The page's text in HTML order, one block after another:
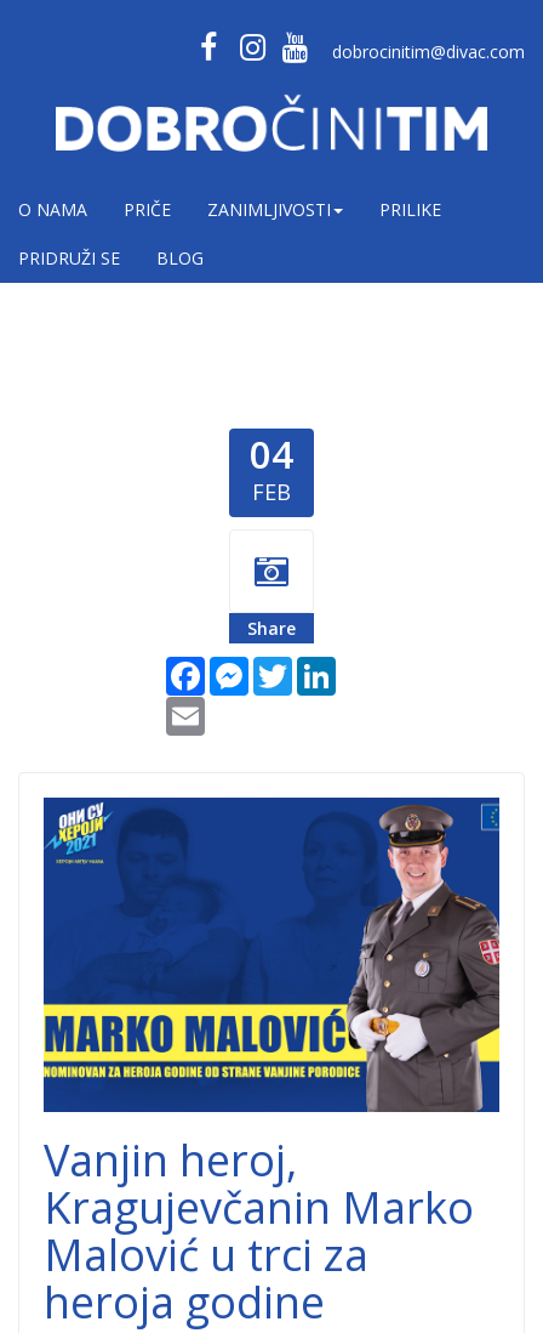
dobrocinitim@divac.com
O NAMA PRIČE ZANIMLJIVOSTI PRILIKE
PRIDRUŽI SE BLOG
04
FEB
Share
FacebookMessenger
Twitter
Heroj-
godine.jpg
Vanjin heroj,
Kragujevčanin Marko
Malović u trci za
heroja godine